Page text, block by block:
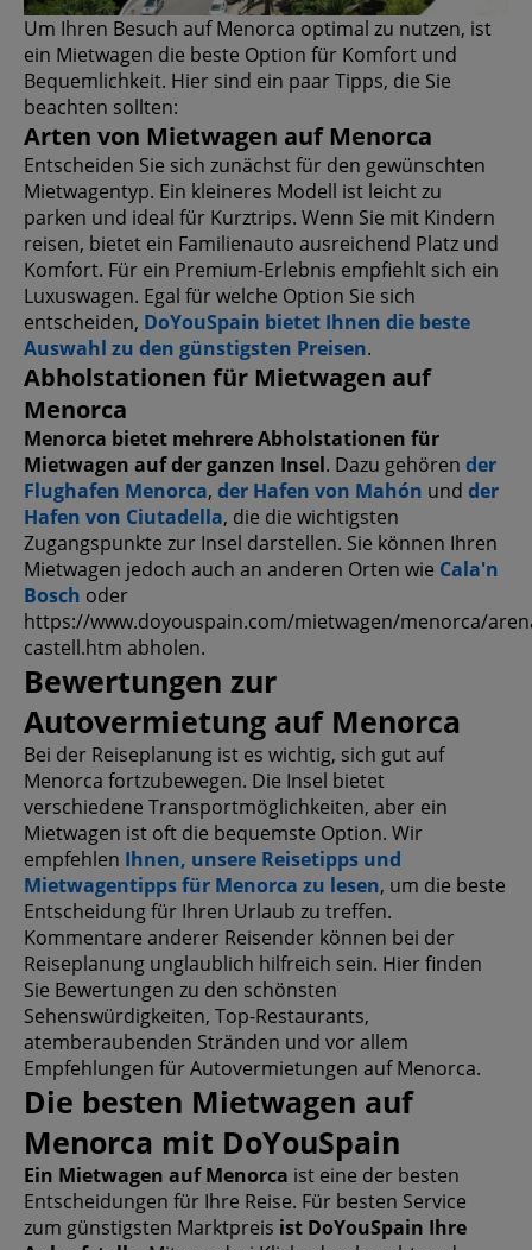
Um Ihren Besuch auf Menorca optimal zu nutzen, ist
ein Mietwagen die beste Option für Komfort und
Bequemlichkeit. Hier sind ein paar Tipps, die Sie
beachten sollten:
Arten von Mietwagen auf Menorca
Entscheiden Sie sich zunächst für den gewünschten
Mietwagentyp. Ein kleineres Modell ist leicht zu
parken und ideal für Kurztrips. Wenn Sie mit Kindern
reisen, bietet ein Familienauto ausreichend Platz und
Komfort. Für ein Premium-Erlebnis empfiehlt sich ein
Luxuswagen. Egal für welche Option Sie sich
entscheiden, DoYouSpain bietet Ihnen die beste
Auswahl zu den günstigsten Preisen.
Abholstationen für Mietwagen auf
Menorca
Menorca bietet mehrere Abholstationen für
Mietwagen auf der ganzen Insel. Dazu gehören der
Flughafen Menorca, der Hafen von Mahón und der
Hafen von Ciutadella, die die wichtigsten
Zugangspunkte zur Insel darstellen. Sie können Ihren
Mietwagen jedoch auch an anderen Orten wie Cala'n
Bosch oder
https://www.doyouspain.com/mietwagen/menorca/
castell.htm abholen.
Bewertungen zur
Autovermietung auf Menorca
Bei der Reiseplanung ist es wichtig, sich gut auf
Menorca fortzubewegen. Die Insel bietet
verschiedene Transportmöglichkeiten, aber ein
Mietwagen ist oft die bequemste Option. Wir
empfehlen Ihnen, unsere Reisetipps und
Mietwagentipps für Menorca zu lesen, um die beste
Entscheidung für Ihren Urlaub zu treffen.
Kommentare anderer Reisender können bei der
Reiseplanung unglaublich hilfreich sein. Hier finden
Sie Bewertungen zu den schönsten
Sehenswürdigkeiten, Top-Restaurants,
atemberaubenden Stränden und vor allem
Empfehlungen für Autovermietungen auf Menorca.
Die besten Mietwagen auf
Menorca mit DoYouSpain
Ein Mietwagen auf Menorca ist eine der besten
Entscheidungen für Ihre Reise. Für besten Service
zum günstigsten Marktpreis ist DoYouSpain Ihre